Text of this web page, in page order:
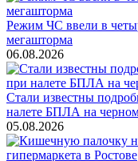
Режим ЧС ввели в
мегашторма
06.08.2026
Стали известны
налете БПЛА на
05.08.2026